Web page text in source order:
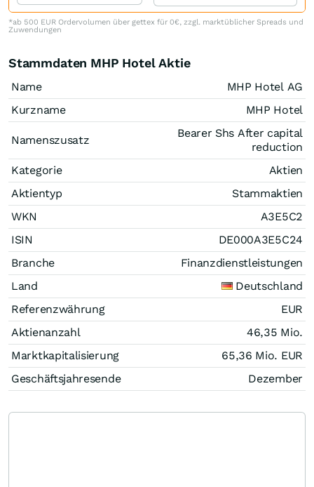
*ab 500 EUR Ordervolumen über gettex für 0€, zzgl. marktüblicher Spreads und
Zuwendungen
Stammdaten MHP Hotel Aktie
Name
MHP Hotel AG
Kurzname
MHP Hotel
Namenszusatz
Bearer Shs After capital
reduction
Kategorie
Aktien
Aktientyp
Stammaktien
WKN
A3E5C2
ISIN
DE000A3E5C24
Branche
Finanzdienstleistungen
Land
Deutschland
Referenzwährung
EUR
Aktienanzahl
46,35 Mio.
Marktkapitalisierung
65,36 Mio. EUR
Geschäftsjahresende
Dezember